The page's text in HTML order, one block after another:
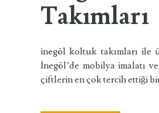
Takımları
inegöl koltuk takımları ile
İnegöl’de mobilya imalatı
çiftlerin en çok tercih ettiği